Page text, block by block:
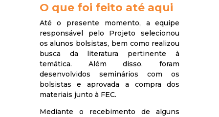
O que foi feito até aqui
Até o presente momento, a equipe
responsável pelo Projeto selecionou
os alunos bolsistas, bem como realizou
busca da literatura pertinente à
temática. Além disso, foram
desenvolvidos seminários com os
bolsistas e aprovada a compra dos
materiais junto à FEC.
Mediante o recebimento de alguns